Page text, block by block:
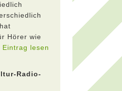
Hörer wie
Eintrag lesen
Radio-